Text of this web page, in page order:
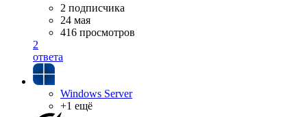
2 подписчика
24 мая
416 просмотров
2
ответа
Windows Server
+1 ещё